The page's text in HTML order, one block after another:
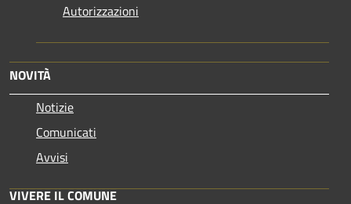
Autorizzazioni
NOVITÀ
Notizie
Comunicati
Avvisi
VIVERE IL COMUNE